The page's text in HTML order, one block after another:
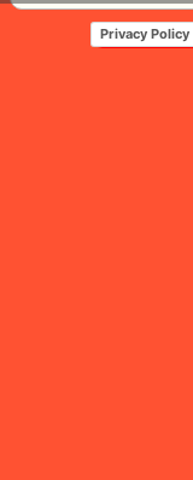
Privacy Policy